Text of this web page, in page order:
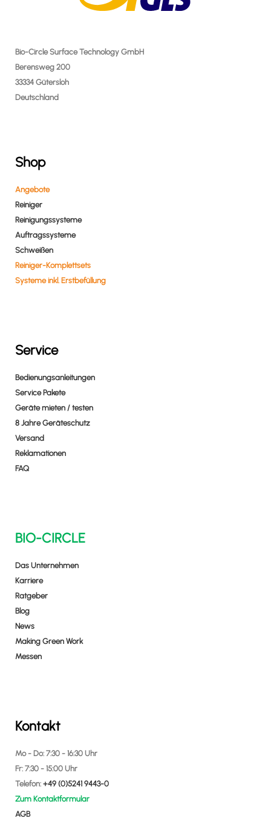
Bio-Circle Surface Technology GmbH
Berensweg 200
33334 Gütersloh
Deutschland
Shop
Angebote
Reiniger
Reinigungssysteme
Auftragssysteme
Schweißen
Reiniger-Komplettsets
Systeme inkl. Erstbefüllung
Service
Bedienungsanleitungen
Service Pakete
Geräte mieten / testen
8 Jahre Geräteschutz
Versand
Reklamationen
FAQ
BIO-CIRCLE
Das Unternehmen
Karriere
Ratgeber
Blog
News
Making Green Work
Messen
Kontakt
Mo - Do: 7:30 - 16:30 Uhr
Fr: 7:30 - 15:00 Uhr
Telefon: +49 (0)5241 9443-0
Zum Kontaktformular
AGB